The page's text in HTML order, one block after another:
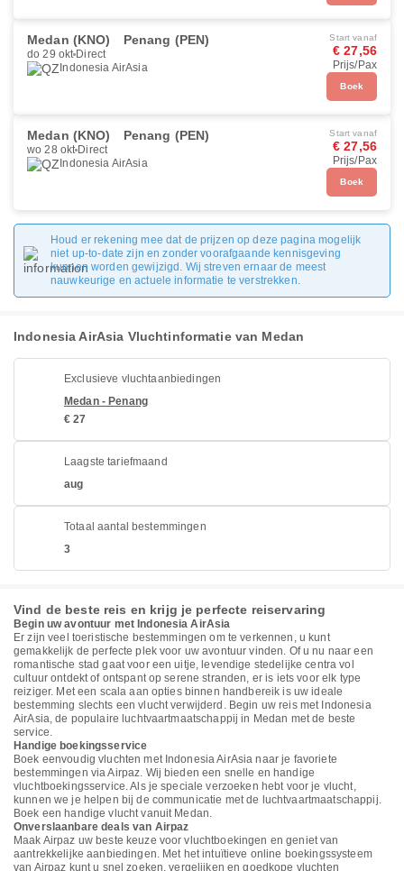
Medan (KNO) Penang (PEN)
do 29 okt Direct
Indonesia AirAsia
Start vanaf
€ 27,56
Prijs/Pax
Boek
Medan (KNO) Penang (PEN)
wo 28 okt Direct
Indonesia AirAsia
Start vanaf
€ 27,56
Prijs/Pax
Boek
Houd er rekening mee dat de prijzen op deze pagina mogelijk
niet up-to-date zijn en zonder voorafgaande kennisgeving
kunnen worden gewijzigd. Wij streven ernaar de meest
nauwkeurige en actuele informatie te verstrekken.
Indonesia AirAsia Vluchtinformatie van Medan
Exclusieve vluchtaanbiedingen
Medan - Penang
€ 27
Laagste tariefmaand
aug
Totaal aantal bestemmingen
3
Vind de beste reis en krijg je perfecte reiservaring
Begin uw avontuur met Indonesia AirAsia
Er zijn veel toeristische bestemmingen om te verkennen, u kunt
gemakkelijk de perfecte plek voor uw avontuur vinden. Of u nu naar een
romantische stad gaat voor een uitje, levendige stedelijke centra vol
cultuur ontdekt of ontspant op serene stranden, er is iets voor elk type
reiziger. Met een scala aan opties binnen handbereik is uw ideale
bestemming slechts een vlucht verwijderd. Begin uw reis met Indonesia
AirAsia, de populaire luchtvaartmaatschappij in Medan met de beste
service.
Handige boekingsservice
Boek eenvoudig vluchten met Indonesia AirAsia naar je favoriete
bestemmingen via Airpaz. Wij bieden een snelle en handige
vluchtboekingsservice. Als je speciale verzoeken hebt voor je vlucht,
kunnen we je helpen bij de communicatie met de luchtvaartmaatschappij.
Boek een handige vlucht vanuit Medan.
Onverslaanbare deals van Airpaz
Maak Airpaz uw beste keuze voor vluchtboekingen en geniet van
aantrekkelijke aanbiedingen. Met het intuïtieve online boekingssysteem
van Airpaz kunt u snel zoeken, vergelijken en goedkope vluchten